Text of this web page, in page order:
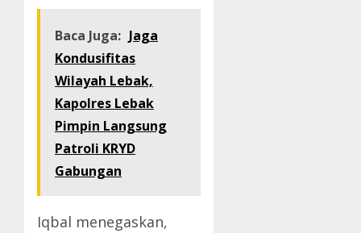
Baca Juga: Jaga
Kondusifitas
Wilayah Lebak,
Kapolres Lebak
Pimpin Langsung
Patroli KRYD
Gabungan
Iqbal menegaskan,